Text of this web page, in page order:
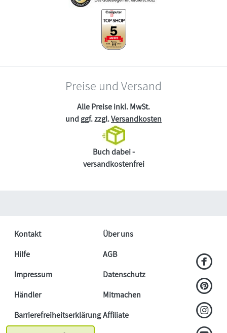
Preise und Versand
Alle Preise inkl. MwSt.
und ggf. zzgl.Versandkosten
Buch dabei -
versandkostenfrei
Kontakt
Über uns
Hilfe
AGB
Impressum
Datenschutz
Händler
Mitmachen
BarrierefreiheitserklärungAffiliate